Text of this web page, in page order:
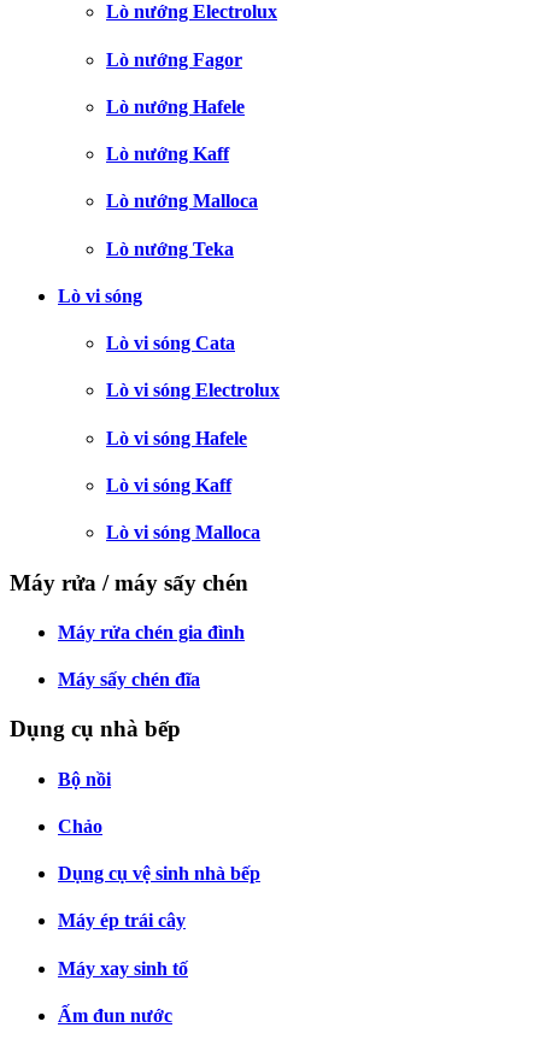
Lò nướng Electrolux
Lò nướng Fagor
Lò nướng Hafele
Lò nướng Kaff
Lò nướng Malloca
Lò nướng Teka
Lò vi sóng
Lò vi sóng Cata
Lò vi sóng Electrolux
Lò vi sóng Hafele
Lò vi sóng Kaff
Lò vi sóng Malloca
Máy rửa / máy sấy chén
Máy rửa chén gia đình
Máy sấy chén đĩa
Dụng cụ nhà bếp
Bộ nồi
Chảo
Dụng cụ vệ sinh nhà bếp
Máy ép trái cây
Máy xay sinh tố
Ấm đun nước